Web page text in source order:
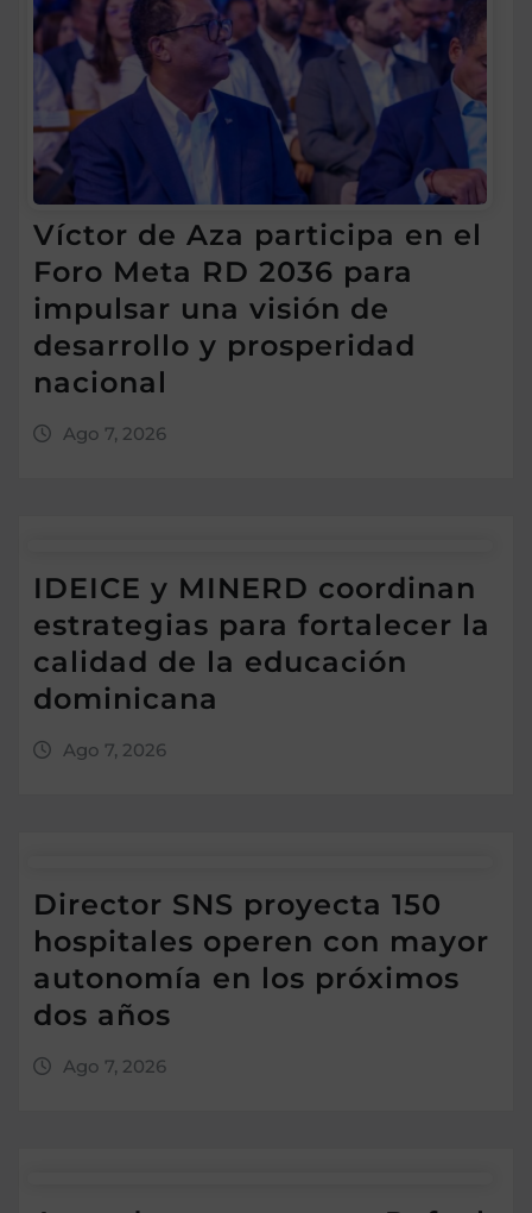
Víctor de Aza participa en el
Foro Meta RD 2036 para
impulsar una visión de
desarrollo y prosperidad
nacional
Ago 7, 2026
IDEICE y MINERD coordinan
estrategias para fortalecer la
calidad de la educación
dominicana
Ago 7, 2026
Director SNS proyecta 150
hospitales operen con mayor
autonomía en los próximos
dos años
Ago 7, 2026